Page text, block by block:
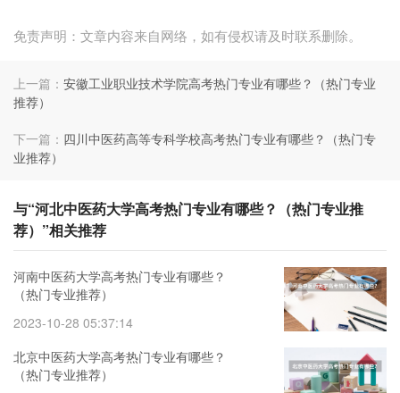
免责声明：文章内容来自网络，如有侵权请及时联系删除。
上一篇： 安徽工业职业技术学院高考热门专业有哪些？（热门专业
推荐）
下一篇： 四川中医药高等专科学校高考热门专业有哪些？（热门专
业推荐）
与“河北中医药大学高考热门专业有哪些？（热门专业推
荐）”相关推荐
河南中医药大学高考热门专业有哪些？
（热门专业推荐）
2023-10-28 05:37:14
北京中医药大学高考热门专业有哪些？
（热门专业推荐）